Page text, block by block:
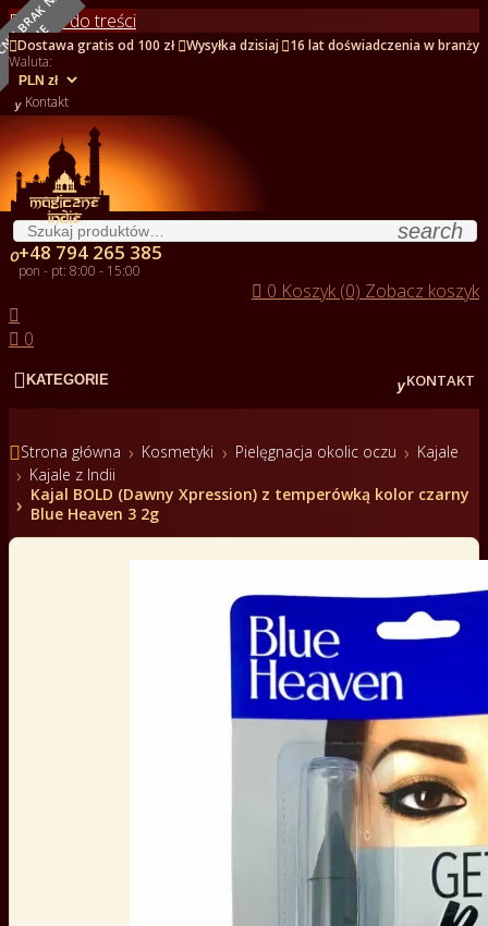
Przejdź do treści
Dostawa gratis od 100 zł Wysyłka dzisiaj 16 lat doświadczenia w branży
Waluta:
 Kontakt
search
+48 794 265 385
pon - pt: 8:00 - 15:00
 0 Koszyk (0) Zobacz koszyk

 0
 KATEGORIE KONTAKT
Strona główna Kosmetyki Pielęgnacja okolic oczu
Kajale
Kajale z Indii
Kajal BOLD (Dawny Xpression) z temperówką kolor czarny
Blue Heaven 3 2g
E